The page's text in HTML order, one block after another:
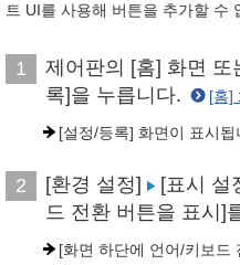
트 UI를 사용해 버튼을 추가할 수
1 제어판의 [홈] 화면 또
록]을 누릅니다.
[홈]
[설정/등록] 화면이 표시됩
2 [환경 설정] [표시 설
드 전환 버튼을 표시]
[화면 하단에 언어/키보드